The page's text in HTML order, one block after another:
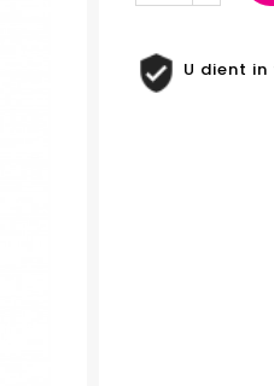
U dient